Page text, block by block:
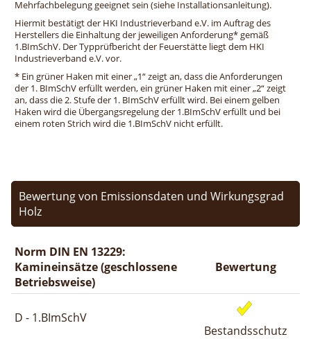
Mehrfachbelegung geeignet sein (siehe Installationsanleitung).
Hiermit bestätigt der HKI Industrieverband e.V. im Auftrag des
Herstellers die Einhaltung der jeweiligen Anforderung* gemäß
1.BImSchV. Der Typprüfbericht der Feuerstätte liegt dem HKI
Industrieverband e.V. vor.
* Ein grüner Haken mit einer „1“ zeigt an, dass die Anforderungen
der 1. BImSchV erfüllt werden, ein grüner Haken mit einer „2“ zeigt
an, dass die 2. Stufe der 1. BImSchV erfüllt wird. Bei einem gelben
Haken wird die Übergangsregelung der 1.BImSchV erfüllt und bei
einem roten Strich wird die 1.BImSchV nicht erfüllt.
Bewertung von Emissionsdaten und Wirkungsgrad
Holz
Norm DIN EN 13229:
Kamineinsätze (geschlossene
Betriebsweise)
Bewertung
D - 1.BImSchV
Bestandsschutz